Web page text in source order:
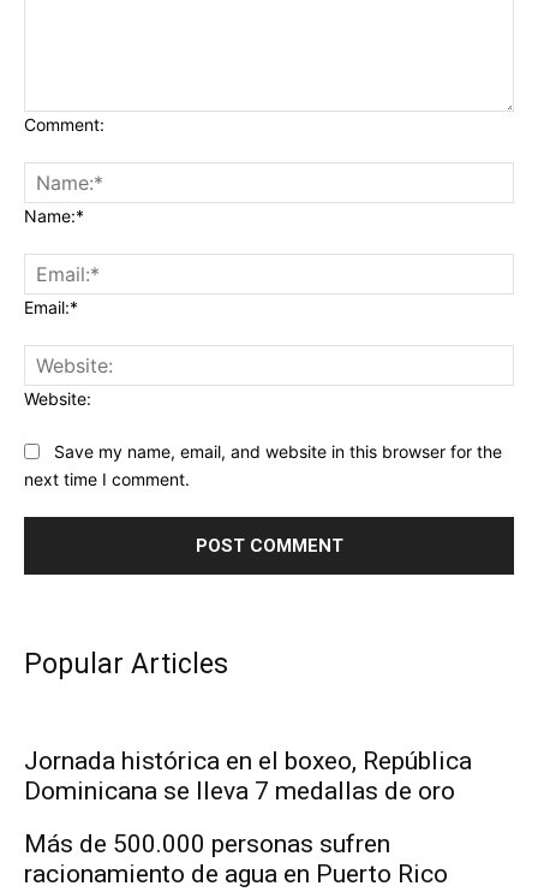
Comment:
Name:*
Email:*
Website:
Save my name, email, and website in this browser for the
next time I comment.
Popular Articles
Jornada histórica en el boxeo, República
Dominicana se lleva 7 medallas de oro
Más de 500.000 personas sufren
racionamiento de agua en Puerto Rico